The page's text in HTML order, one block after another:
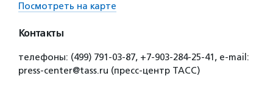
Посмотреть на карте
Контакты
телефоны: (499) 791-03-87, +7-903-284-25-41, e-mail:
press-center@tass.ru (пресс-центр ТАСС)